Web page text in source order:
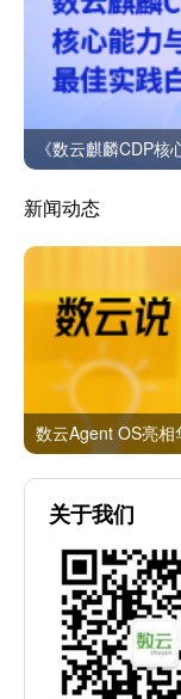
《数云麒麟CDP核
新闻动态
关于我们